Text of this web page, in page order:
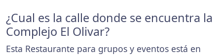
¿Cual es la calle donde se encuentra la
Complejo El Olivar?
Esta Restaurante para grupos y eventos está en